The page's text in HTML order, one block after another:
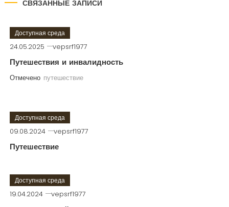
СВЯЗАННЫЕ ЗАПИСИ
Доступная среда
24.05.2025 vepsrf1977
Путешествия и инвалидность
Отмечено путешествие
Доступная среда
09.08.2024 vepsrf1977
Путешествие
Доступная среда
19.04.2024 vepsrf1977